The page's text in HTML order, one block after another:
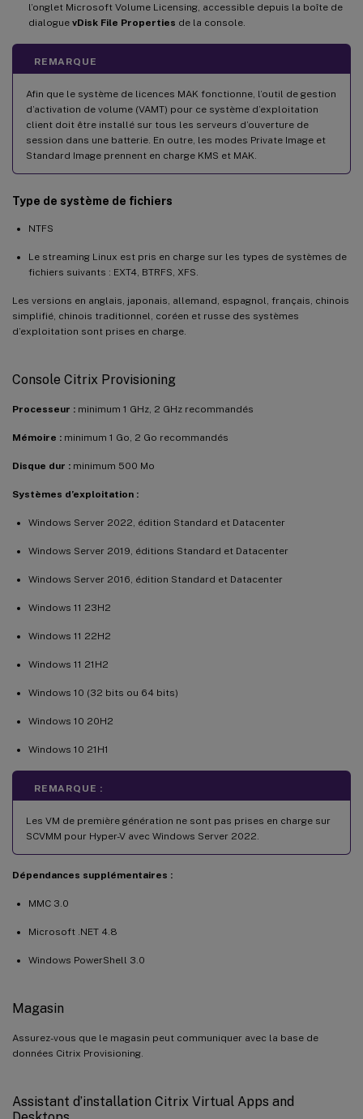
l’onglet Microsoft Volume Licensing, accessible depuis la boîte de
dialogue vDisk File Properties de la console.
REMARQUE
Afin que le système de licences MAK fonctionne, l’outil de gestion
d’activation de volume (VAMT) pour ce système d’exploitation
client doit être installé sur tous les serveurs d’ouverture de
session dans une batterie. En outre, les modes Private Image et
Standard Image prennent en charge KMS et MAK.
Type de système de fichiers
NTFS
Le streaming Linux est pris en charge sur les types de systèmes de
fichiers suivants : EXT4, BTRFS, XFS.
Les versions en anglais, japonais, allemand, espagnol, français, chinois
simplifié, chinois traditionnel, coréen et russe des systèmes
d’exploitation sont prises en charge.
Console Citrix Provisioning
Processeur : minimum 1 GHz, 2 GHz recommandés
Mémoire : minimum 1 Go, 2 Go recommandés
Disque dur : minimum 500 Mo
Systèmes d’exploitation :
Windows Server 2022, édition Standard et Datacenter
Windows Server 2019, éditions Standard et Datacenter
Windows Server 2016, édition Standard et Datacenter
Windows 11 23H2
Windows 11 22H2
Windows 11 21H2
Windows 10 (32 bits ou 64 bits)
Windows 10 20H2
Windows 10 21H1
REMARQUE :
Les VM de première génération ne sont pas prises en charge sur
SCVMM pour Hyper-V avec Windows Server 2022.
Dépendances supplémentaires :
MMC 3.0
Microsoft .NET 4.8
Windows PowerShell 3.0
Magasin
Assurez-vous que le magasin peut communiquer avec la base de
données Citrix Provisioning.
Assistant d’installation Citrix Virtual Apps and